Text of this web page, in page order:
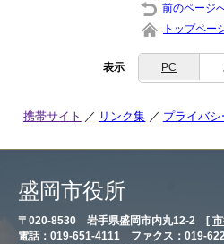
前のページ
トップペー
表示 PC
携帯サイト リンク集 プライバ
盛岡市役所
〒020-8530 岩手県盛岡市内丸12-2 [
電話：019-651-4111 ファクス：019-